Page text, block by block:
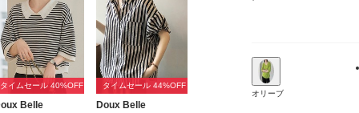
タイムセール 40%OFF
Belle
タイムセール 44%OFF
Doux Belle
オリーブ